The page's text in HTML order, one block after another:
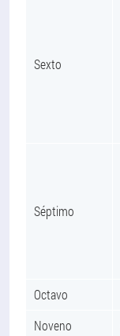
Sexto
Séptimo
Octavo
Noveno